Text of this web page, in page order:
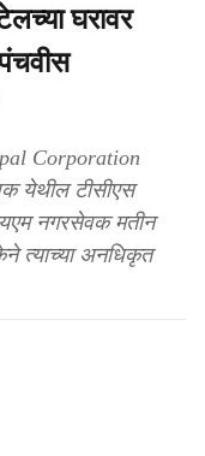
घरावर
Corporation
येथील टीसीएस
नगरसेवक मतीन
त्याच्या अनधिकृत